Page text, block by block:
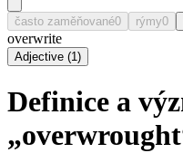
často zaměňované0 rýmy0
overwrite
Adjective (1)
Definice a